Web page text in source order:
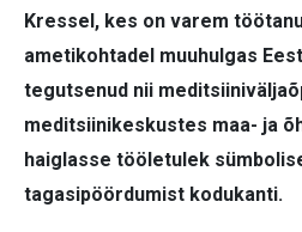
Kressel, kes on varem
ametikohtadel muuhulgas
tegutsenud nii
meditsiinikeskustes maa- ja
haiglasse tööletulek
tagasipöördumist kodukanti.